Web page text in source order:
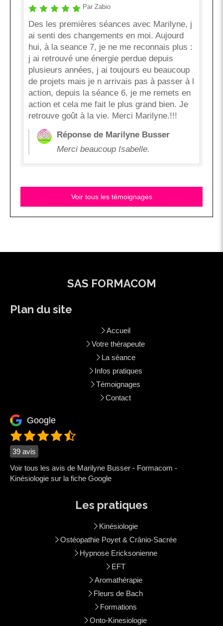
Par Zabio
Des les premières séances avec Marilyne, j
ai senti des changements en moi. Aujourd
hui, à la seance 7, je ne me reconnais plus :
j ai retrouvé une énergie perdue depuis
plusieurs années, j ai toujours eu beaucoup
de projets mais je n arrivais pas à passer à l
action, depuis la séance 6, je me remets en
action et cela me fait le plus grand bien. Je
retrouve goût à la vie. Merci Marilyne.!!!
Réponse de Marilyne Busser
Merci beaucoup Isabelle.
Voir tous les témoignages
SAS FORMACOM
Plan du site
Accueil
Votre thérapeute
La séance
Infos pratiques
Témoignages
Contact
Google
39 avis
Voir tous les avis de Marilyne Busser - Formacom -
Kinésiologie sur la fiche Google
Les pratiques
Kinésiologie
Ostéopathie Poyet & Crânio-Sacrée
Hypnose Ericksonienne
EFT
Aromathérapie
Fleurs de Bach
Formations
Onto-Kinesiologie